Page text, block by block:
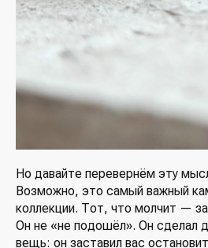
Но давайте перевернём эту
Возможно, это самый важный
коллекции. Тот, что молчит —
Он не «не подошёл». Он сделал
вещь: он заставил вас